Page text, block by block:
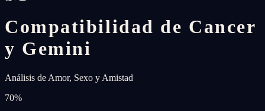
Compatibilidad de Cancer
y Gemini
Análisis de Amor, Sexo y Amistad
70%